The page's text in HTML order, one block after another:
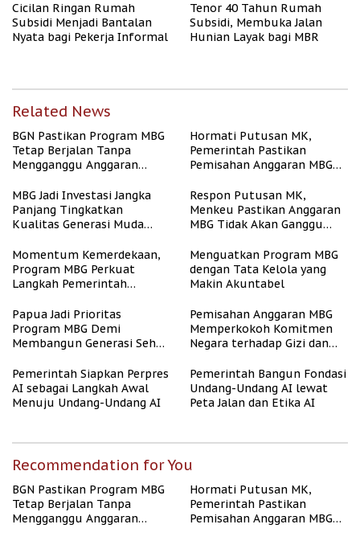
Cicilan Ringan Rumah
Subsidi Menjadi Bantalan
Nyata bagi Pekerja Informal
Tenor 40 Tahun Rumah
Subsidi, Membuka Jalan
Hunian Layak bagi MBR
Related News
BGN Pastikan Program MBG
Tetap Berjalan Tanpa
Mengganggu Anggaran
Hormati Putusan MK,
Pemerintah Pastikan
Pemisahan Anggaran MBG
MBG Jadi Investasi Jangka
Panjang Tingkatkan
Kualitas Generasi Muda
Respon Putusan MK,
Menkeu Pastikan Anggaran
MBG Tidak Akan Ganggu
Momentum Kemerdekaan,
Program MBG Perkuat
Langkah Pemerintah
Menguatkan Program MBG
dengan Tata Kelola yang
Makin Akuntabel
Papua Jadi Prioritas
Program MBG Demi
Membangun Generasi Sehat
Pemisahan Anggaran MBG
Memperkokoh Komitmen
Negara terhadap Gizi dan
Pemerintah Siapkan Perpres
AI sebagai Langkah Awal
Menuju Undang-Undang AI
Pemerintah Bangun Fondasi
Undang-Undang AI lewat
Peta Jalan dan Etika AI
Recommendation for You
BGN Pastikan Program MBG
Tetap Berjalan Tanpa
Mengganggu Anggaran
Hormati Putusan MK,
Pemerintah Pastikan
Pemisahan Anggaran MBG